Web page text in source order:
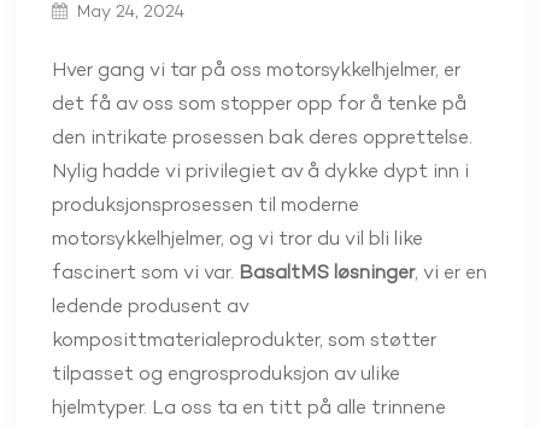
May 24, 2024
Hver gang vi tar på oss motorsykkelhjelmer, er
det få av oss som stopper opp for å tenke på
den intrikate prosessen bak deres opprettelse.
Nylig hadde vi privilegiet av å dykke dypt inn i
produksjonsprosessen til moderne
motorsykkelhjelmer, og vi tror du vil bli like
fascinert som vi var. BasaltMS løsninger, vi er en
ledende produsent av
komposittmaterialeprodukter, som støtter
tilpasset og engrosproduksjon av ulike
hjelmtyper. La oss ta en titt på alle trinnene